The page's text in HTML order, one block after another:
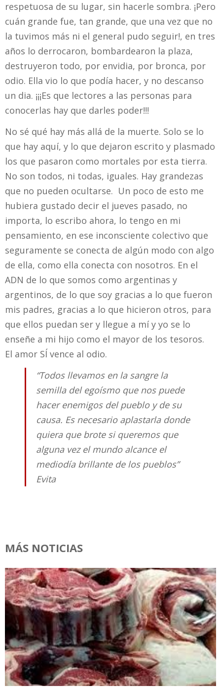
respetuosa de su lugar, sin hacerle sombra. ¡Pero
cuán grande fue, tan grande, que una vez que no
la tuvimos más ni el general pudo seguir!, en tres
años lo derrocaron, bombardearon la plaza,
destruyeron todo, por envidia, por bronca, por
odio. Ella vio lo que podía hacer, y no descanso
un dia. ¡¡¡Es que lectores a las personas para
conocerlas hay que darles poder!!!
No sé qué hay más allá de la muerte. Solo se lo
que hay aquí, y lo que dejaron escrito y plasmado
los que pasaron como mortales por esta tierra.
No son todos, ni todas, iguales. Hay grandezas
que no pueden ocultarse. Un poco de esto me
hubiera gustado decir el jueves pasado, no
importa, lo escribo ahora, lo tengo en mi
pensamiento, en ese inconsciente colectivo que
seguramente se conecta de algún modo con algo
de ella, como ella conecta con nosotros. En el
ADN de lo que somos como argentinas y
argentinos, de lo que soy gracias a lo que fueron
mis padres, gracias a lo que hicieron otros, para
que ellos puedan ser y llegue a mí y yo se lo
enseñe a mi hijo como el mayor de los tesoros.
El amor SÍ vence al odio.
“Todos llevamos en la sangre la
semilla del egoísmo que nos puede
hacer enemigos del pueblo y de su
causa. Es necesario aplastarla donde
quiera que brote si queremos que
alguna vez el mundo alcance el
mediodía brillante de los pueblos”
Evita
MÁS NOTICIAS